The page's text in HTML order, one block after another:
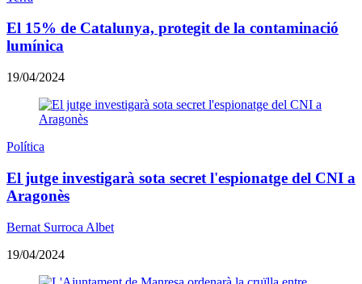
El 15% de Catalunya, protegit de la contaminació
lumínica
19/04/2024
Política
El jutge investigarà sota secret l'espionatge del CNI a
Aragonès
Bernat Surroca Albet
19/04/2024